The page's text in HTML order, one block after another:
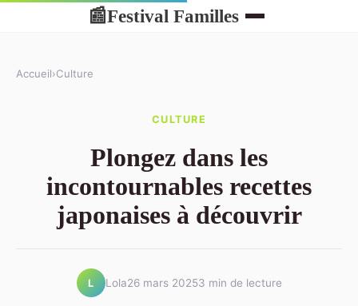
📰Festival Familles
Accueil›Culture
CULTURE
Plongez dans les
incontournables recettes
japonaises à découvrir
L Lola26 mars 20253 min de lecture